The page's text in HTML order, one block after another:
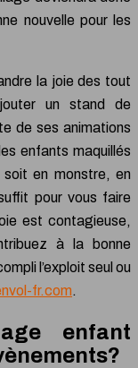
nouvelle pour les
la joie des tout
un stand de
de ses animations
enfants maquillés
en monstre, en
pour vous faire
est contagieuse,
à la bonne
l’exploit seul ou
fr.com.
enfant